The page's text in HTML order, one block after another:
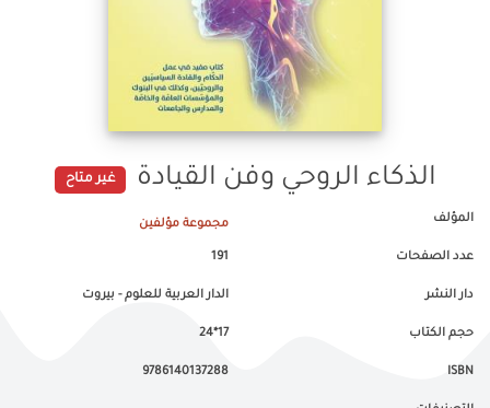
الذكاء الروحي وفن القيادة غير متاح
المؤلف مجموعة مؤلفين
عدد الصفحات 191
دار النشر الدار العربية للعلوم - بيروت
حجم الكتاب 17*24
ISBN
9786140137288